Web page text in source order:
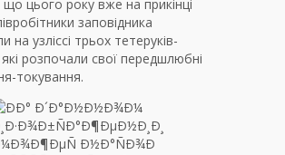
що цього року вже на прикінці
заповідника
на узліссі трьох тетеруків-
які розпочали свої передшлюбні
токування.